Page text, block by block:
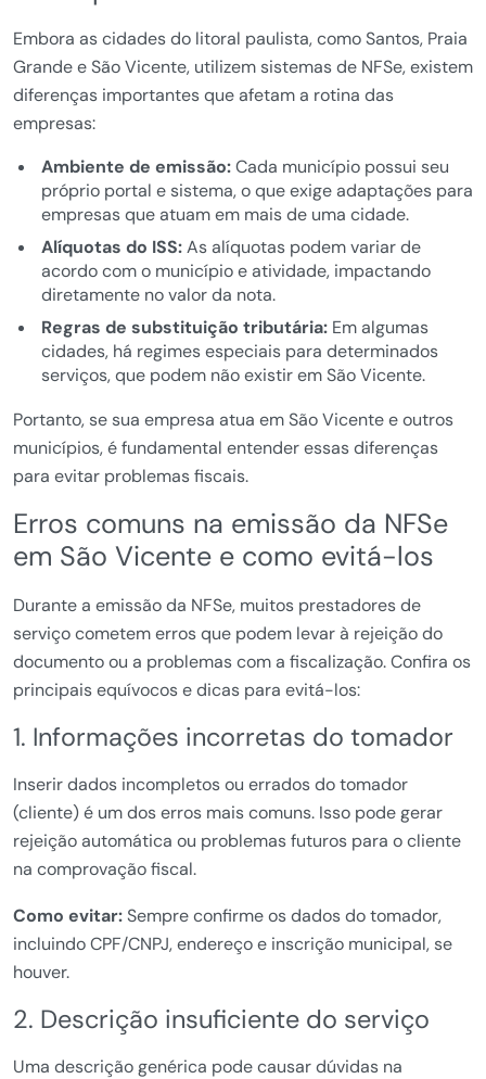
Embora as cidades do litoral paulista, como Santos, Praia
Grande e São Vicente, utilizem sistemas de NFSe, existem
diferenças importantes que afetam a rotina das
empresas:
Ambiente de emissão:Cada município possui seu
próprio portal e sistema, o que exige adaptações para
empresas que atuam em mais de uma cidade.
Alíquotas do ISS:As alíquotas podem variar de
acordo com o município e atividade, impactando
diretamente no valor da nota.
Regras de substituição tributária:Em algumas
cidades, há regimes especiais para determinados
serviços, que podem não existir em São Vicente.
Portanto, se sua empresa atua em São Vicente e outros
municípios, é fundamental entender essas diferenças
para evitar problemas fiscais.
Erros comuns na emissão da NFSe
em São Vicente e como evitá-los
Durante a emissão da NFSe, muitos prestadores de
serviço cometem erros que podem levar à rejeição do
documento ou a problemas com a fiscalização. Confira os
principais equívocos e dicas para evitá-los:
1. Informações incorretas do tomador
Inserir dados incompletos ou errados do tomador
(cliente) é um dos erros mais comuns. Isso pode gerar
rejeição automática ou problemas futuros para o cliente
na comprovação fiscal.
Como evitar:Sempre confirme os dados do tomador,
incluindo CPF/CNPJ, endereço e inscrição municipal, se
houver.
2. Descrição insuficiente do serviço
Uma descrição genérica pode causar dúvidas na